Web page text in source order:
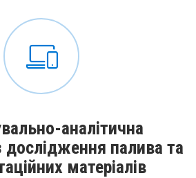
аналітична
дослідження палива та
матеріалів